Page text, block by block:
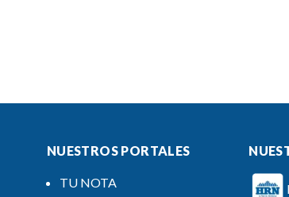
NUESTROS PORTALES
TU NOTA